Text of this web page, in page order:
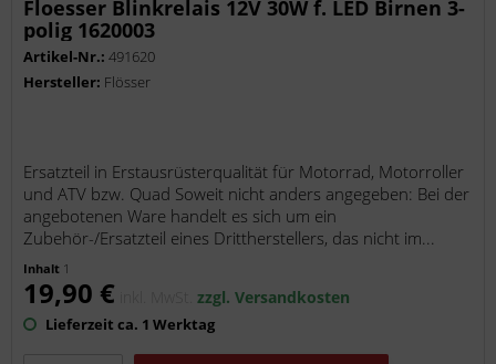
Floesser Blinkrelais 12V 30W f. LED Birnen 3-
polig 1620003
Artikel-Nr.:491620
Hersteller: Flösser
Ersatzteil in Erstausrüsterqualität für Motorrad, Motorroller
und ATV bzw. Quad Soweit nicht anders angegeben: Bei der
angebotenen Ware handelt es sich um ein
Zubehör-/Ersatzteil eines Drittherstellers, das nicht im...
Inhalt 1
19,90 € inkl. MwSt.zzgl. Versandkosten
Lieferzeit ca. 1 Werktag